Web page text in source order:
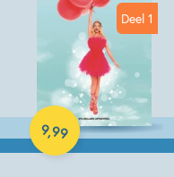
Deel 1
9,99
Paperback